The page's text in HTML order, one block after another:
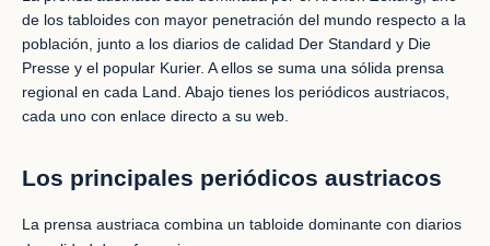
de los tabloides con mayor penetración del mundo respecto a la
población, junto a los diarios de calidad Der Standard y Die
Presse y el popular Kurier. A ellos se suma una sólida prensa
regional en cada Land. Abajo tienes los periódicos austriacos,
cada uno con enlace directo a su web.
Los principales periódicos austriacos
La prensa austriaca combina un tabloide dominante con diarios